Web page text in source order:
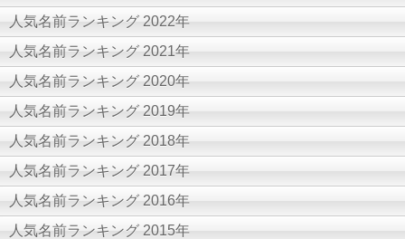
人気名前ランキング 2022年
人気名前ランキング 2021年
人気名前ランキング 2020年
人気名前ランキング 2019年
人気名前ランキング 2018年
人気名前ランキング 2017年
人気名前ランキング 2016年
人気名前ランキング 2015年